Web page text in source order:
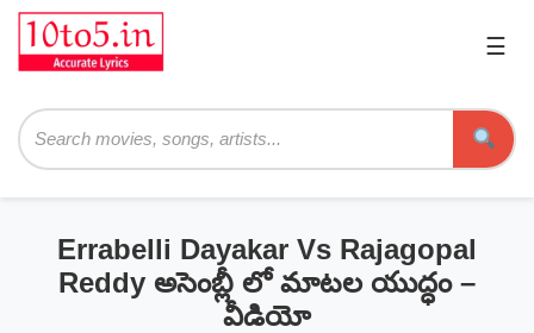
☰
Errabelli Dayakar Vs Rajagopal
Reddy అసెంబ్లీ లో మాటల యుద్ధం –
వీడియో